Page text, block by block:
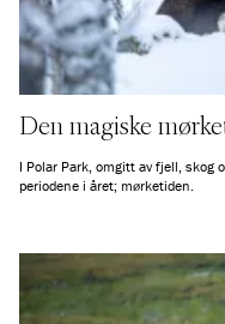
Den magiske
I Polar Park, omgitt av fjell, skog
periodene i året; mørketiden.